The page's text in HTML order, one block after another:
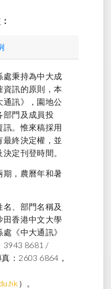
處秉持為中大成
資訊的原則，本
通訊》，園地公
部門及成員投
訊。惟來稿採用
最終決定權，並
定刊登時間。
期，農曆年和暑
、部門名稱及
田香港中文大學
《中大通訊》
3943 8681 /
：2603 6864，
）。